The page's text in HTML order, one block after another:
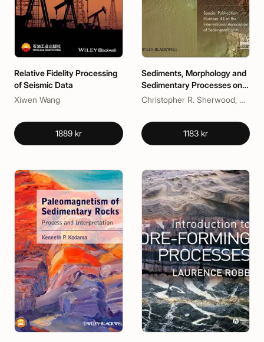
Relative Fidelity Processing
of Seismic Data
Xiwen Wang
1889 kr
Sediments, Morphology and
Sedimentary Processes on
Continental Shelves
Christopher R. Sherwood, Michael Z. Li, Philip R. Hill
1183 kr